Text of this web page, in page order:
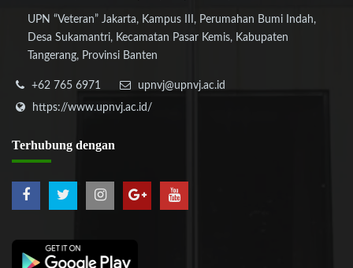
UPN “Veteran” Jakarta, Kampus III, Perumahan Bumi Indah,
Desa Sukamantri, Kecamatan Pasar Kemis, Kabupaten
Tangerang, Provinsi Banten
+62 765 6971
upnvj@upnvj.ac.id
https://www.upnvj.ac.id/
Terhubung dengan